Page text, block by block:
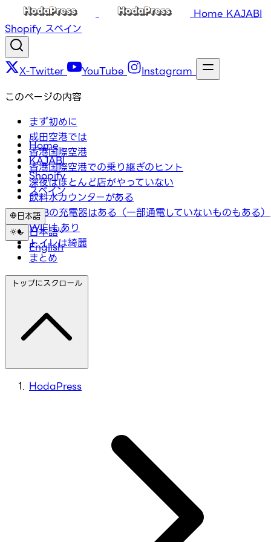
Home KAJABI
Shopify スペイン
X-Twitter YouTube Instagram
Home
KAJABI
Shopify
スペイン
日本語
日本語
English
このページの内容
まず初めに
成田空港では
香港国際空港
香港国際空港での乗り継ぎのヒント
深夜はほとんど店がやっていない
飲料水カウンターがある
USBの充電器はある（一部通電していないものもある）
WIFIもあり
トイレは綺麗
まとめ
トップにスクロール
HodaPress